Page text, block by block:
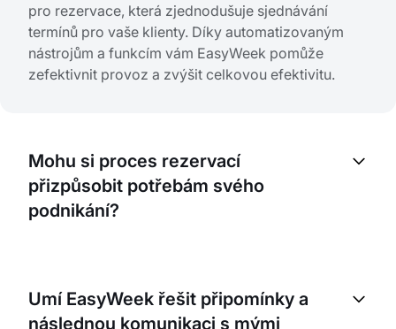
pro rezervace, která zjednodušuje sjednávání
termínů pro vaše klienty. Díky automatizovaným
nástrojům a funkcím vám EasyWeek pomůže
zefektivnit provoz a zvýšit celkovou efektivitu.
Mohu si proces rezervací
přizpůsobit potřebám svého
podnikání?
konkrétním potřebám. Můžete nastavit dostupnost,
Umí EasyWeek řešit připomínky a
následnou komunikaci s mými